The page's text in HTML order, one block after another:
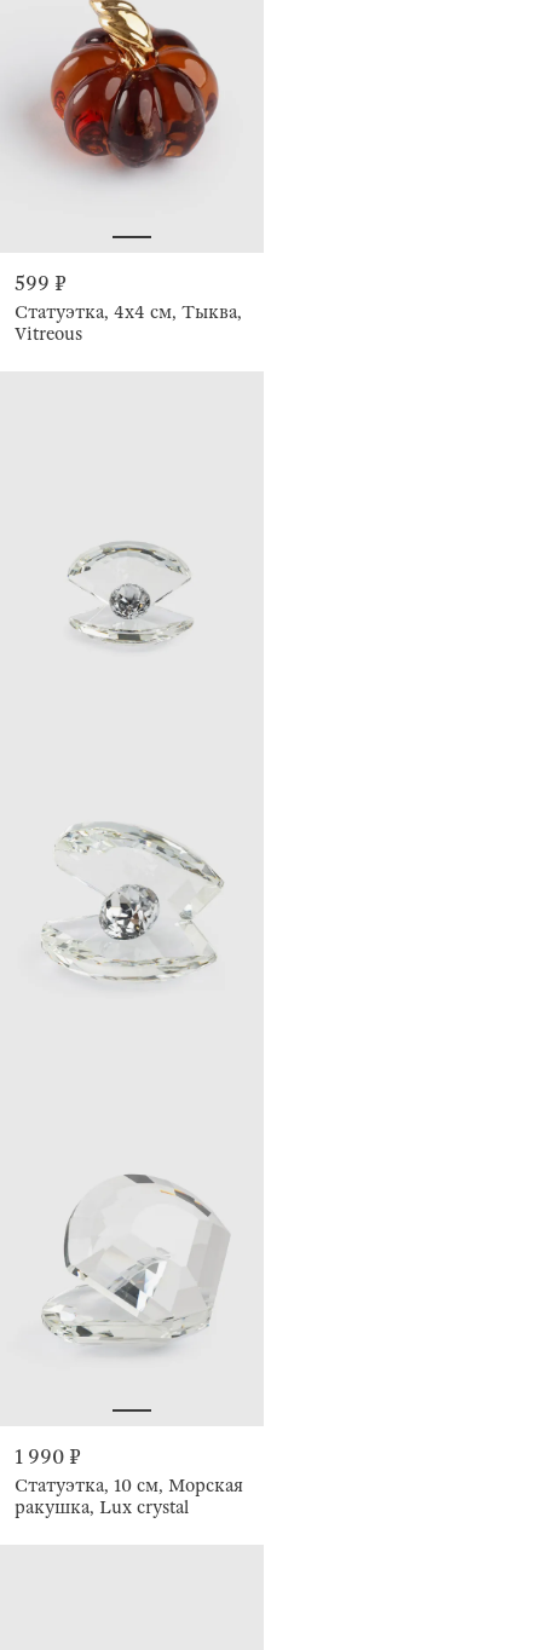
599 ₽
Статуэтка, 4x4 см, Тыква,
Vitreous
1 990 ₽
Статуэтка, 10 см, Морская
ракушка, Lux crystal